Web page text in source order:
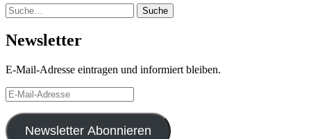
Suche Suche
Newsletter
E-Mail-Adresse eintragen und informiert bleiben.
E-
Mail-
Adresse
Newsletter Abonnieren